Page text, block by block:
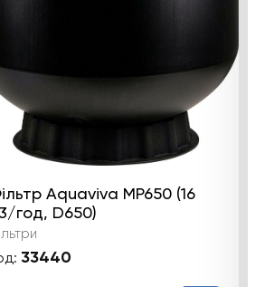
Aquaviva MP650 (16
год, D650)
33440